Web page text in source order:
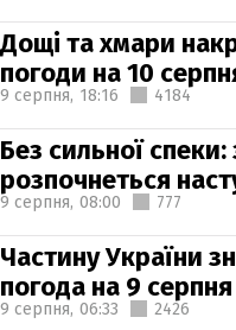
Дощі та хмари
погоди на 10
9 серпня, 18:16 4184
Без сильної спеки:
розпочнеться
9 серпня, 08:00 777
Частину України
погода на 9 серпня
9 серпня, 06:33 2426